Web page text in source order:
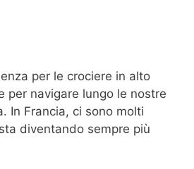
per le crociere in alto
per navigare lungo le nostre
In Francia, ci sono molti
diventando sempre più